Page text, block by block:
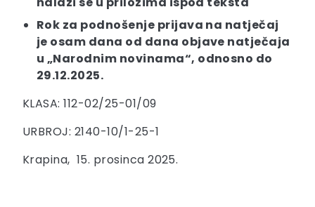
Rok za podnošenje prijava na natječaj
je osam dana od dana objave natječaja
u „Narodnim novinama“, odnosno do
29.12.2025.
KLASA: 112-02/25-01/09
URBROJ: 2140-10/1-25-1
Krapina, 15. prosinca 2025.